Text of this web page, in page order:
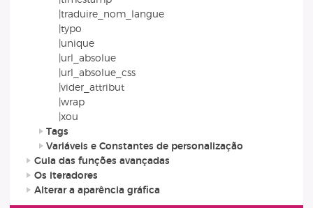
|traduire_nom_langue
|typo
|unique
|url_absolue
|url_absolue_css
|vider_attribut
|wrap
|xou
Tags
Variáveis e Constantes de personalização
Guia das funções avançadas
Os iteradores
Alterar a aparência gráfica